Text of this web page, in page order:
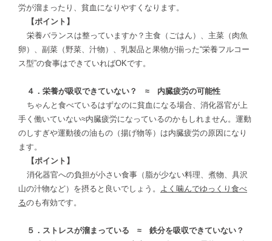
労が溜まったり、貧血になりやすくなります。
【ポイント】
栄養バランスは整っていますか？主食（ごはん）、主菜（肉魚
卵）、副菜（野菜、汁物）、乳製品と果物が揃った“栄養フルコー
ス型”の食事はできていればOKです。
４．栄養が吸収できていない？ ≈ 内臓疲労の可能性
ちゃんと食べているはずなのに貧血になる場合、消化器官が上
手く働いていない≈内臓疲労になっているのかもしれません。運動
のしすぎや運動後の油もの（揚げ物等）は内臓疲労の原因になり
ます。
【ポイント】
消化器官への負担が小さい食事（脂が少ない料理、煮物、具沢
山の汁物など）を摂ると良いでしょう。 よく噛んでゆっくり食べ
るのも有効です。
５．ストレスが溜まっている ≈ 鉄分を吸収できていない？